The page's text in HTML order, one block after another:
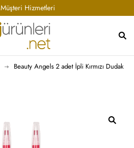
Müşteri Hizmetleri
Beauty Angels 2 adet İpli Kırmızı Dudak